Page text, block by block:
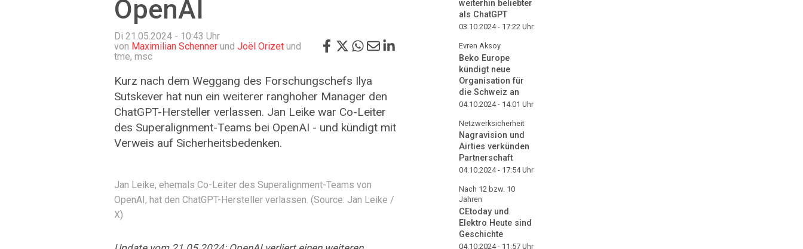
OpenAI
Di 21.05.2024 - 10:43 Uhr
von Maximilian Schenner und Joël Orizet und
tme, msc
Kurz nach dem Weggang des Forschungschefs Ilya
Sutskever hat nun ein weiterer ranghoher Manager den
ChatGPT-Hersteller verlassen. Jan Leike war Co-Leiter
des Superalignment-Teams bei OpenAI - und kündigt mit
Verweis auf Sicherheitsbedenken.
Jan Leike, ehemals Co-Leiter des Superalignment-Teams von
OpenAI, hat den ChatGPT-Hersteller verlassen. (Source: Jan Leike /
X)
weiterhin beliebter
als ChatGPT
03.10.2024 - 17:22 Uhr
Evren Aksoy
Beko Europe
kündigt neue
Organisation für
die Schweiz an
04.10.2024 - 14:01 Uhr
Netzwerksicherheit
Nagravision und
Airties verkünden
Partnerschaft
04.10.2024 - 17:54Uhr
Nach 12 bzw. 10
Jahren
CEtoday und
Elektro Heute sind
Geschichte
04.10.2024 - 11:57 Uhr